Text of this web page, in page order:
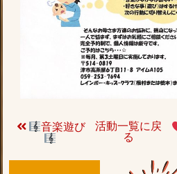
音楽遊び
活動一覧に戻
る